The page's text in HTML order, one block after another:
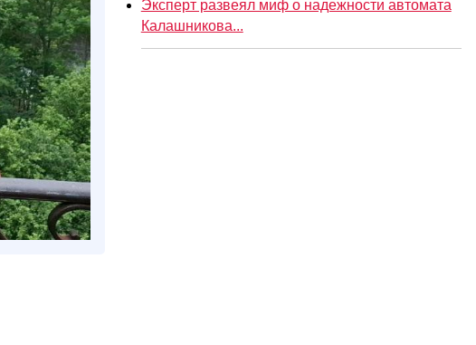
Эксперт развеял миф о надежности автомата
Калашникова...